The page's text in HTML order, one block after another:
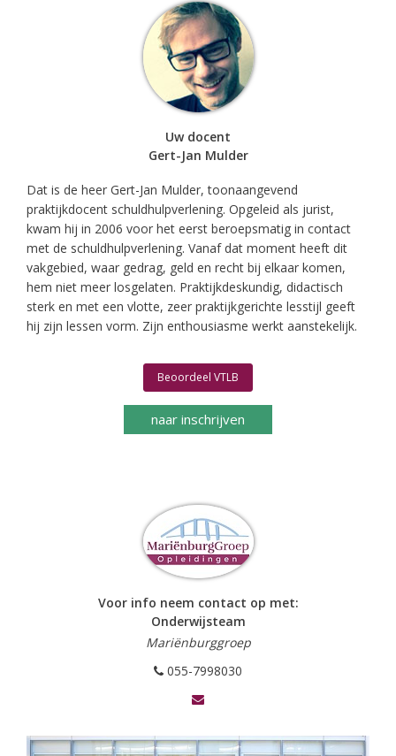
Uw docent
Gert-Jan Mulder
Dat is de heer Gert-Jan Mulder, toonaangevend
praktijkdocent schuldhulpverlening. Opgeleid als jurist,
kwam hij in 2006 voor het eerst beroepsmatig in contact
met de schuldhulpverlening. Vanaf dat moment heeft dit
vakgebied, waar gedrag, geld en recht bij elkaar komen,
hem niet meer losgelaten. Praktijkdeskundig, didactisch
sterk en met een vlotte, zeer praktijkgerichte lesstijl geeft
hij zijn lessen vorm. Zijn enthousiasme werkt aanstekelijk.
Beoordeel VTLB
naar inschrijven
Voor info neem contact op met:
Onderwijsteam
Mariënburggroep
055-7998030